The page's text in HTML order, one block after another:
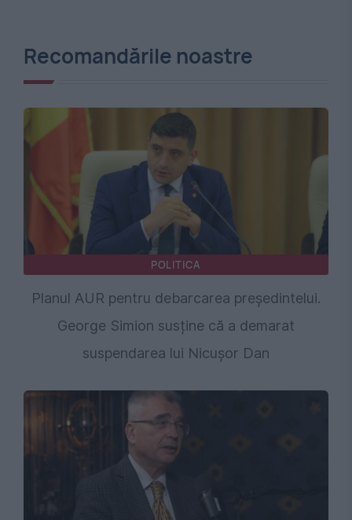
Recomandările noastre
POLITICA
Planul AUR pentru debarcarea președintelui.
George Simion susține că a demarat
suspendarea lui Nicușor Dan